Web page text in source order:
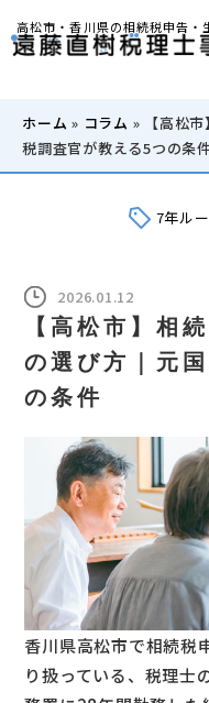
高松市・香川県の相続税申告・
ホーム » コラム »
【高松
税調査官が教える5つの条
7年ル
2026.01.12
【高松市】相
の選び方｜元
の条件
香川県高松市で相続税
り扱っている、税理士